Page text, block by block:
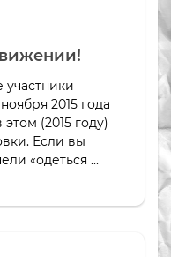
2015 года
(2015 году)
Если вы
«одеться ...